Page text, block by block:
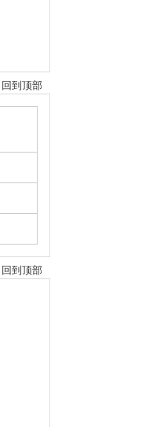
回到顶部
回到顶部